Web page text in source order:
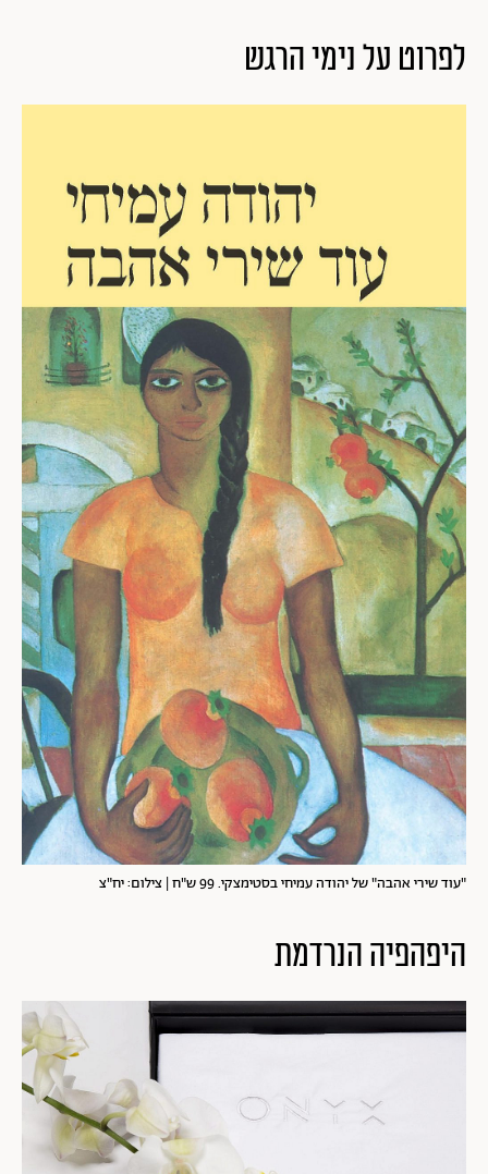
לפרוט על נימי הרגש
"עוד שירי אהבה" של יהודה עמיחי בסטימצקי. 99 ש"ח | צילום: יח"צ
היפהפיה הנרדמת